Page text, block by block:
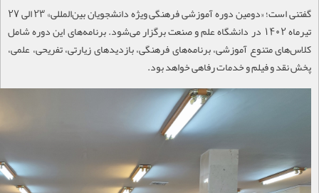
گفتنی است؛ «دومین دوره آموزشی فرهنگی ویژه دانشجویان بین‌المللی» 23 الی 27
تیرماه 1402 در دانشگاه علم و صنعت برگزار می‌شود. برنامه‌های این دوره شامل
کلاس‌های متنوع آموزشی، برنامه‌های فرهنگی، بازدیدهای زیارتی، تفریحی، علمی،
پخش نقد و فیلم و خدمات رفاهی خواهد بود.